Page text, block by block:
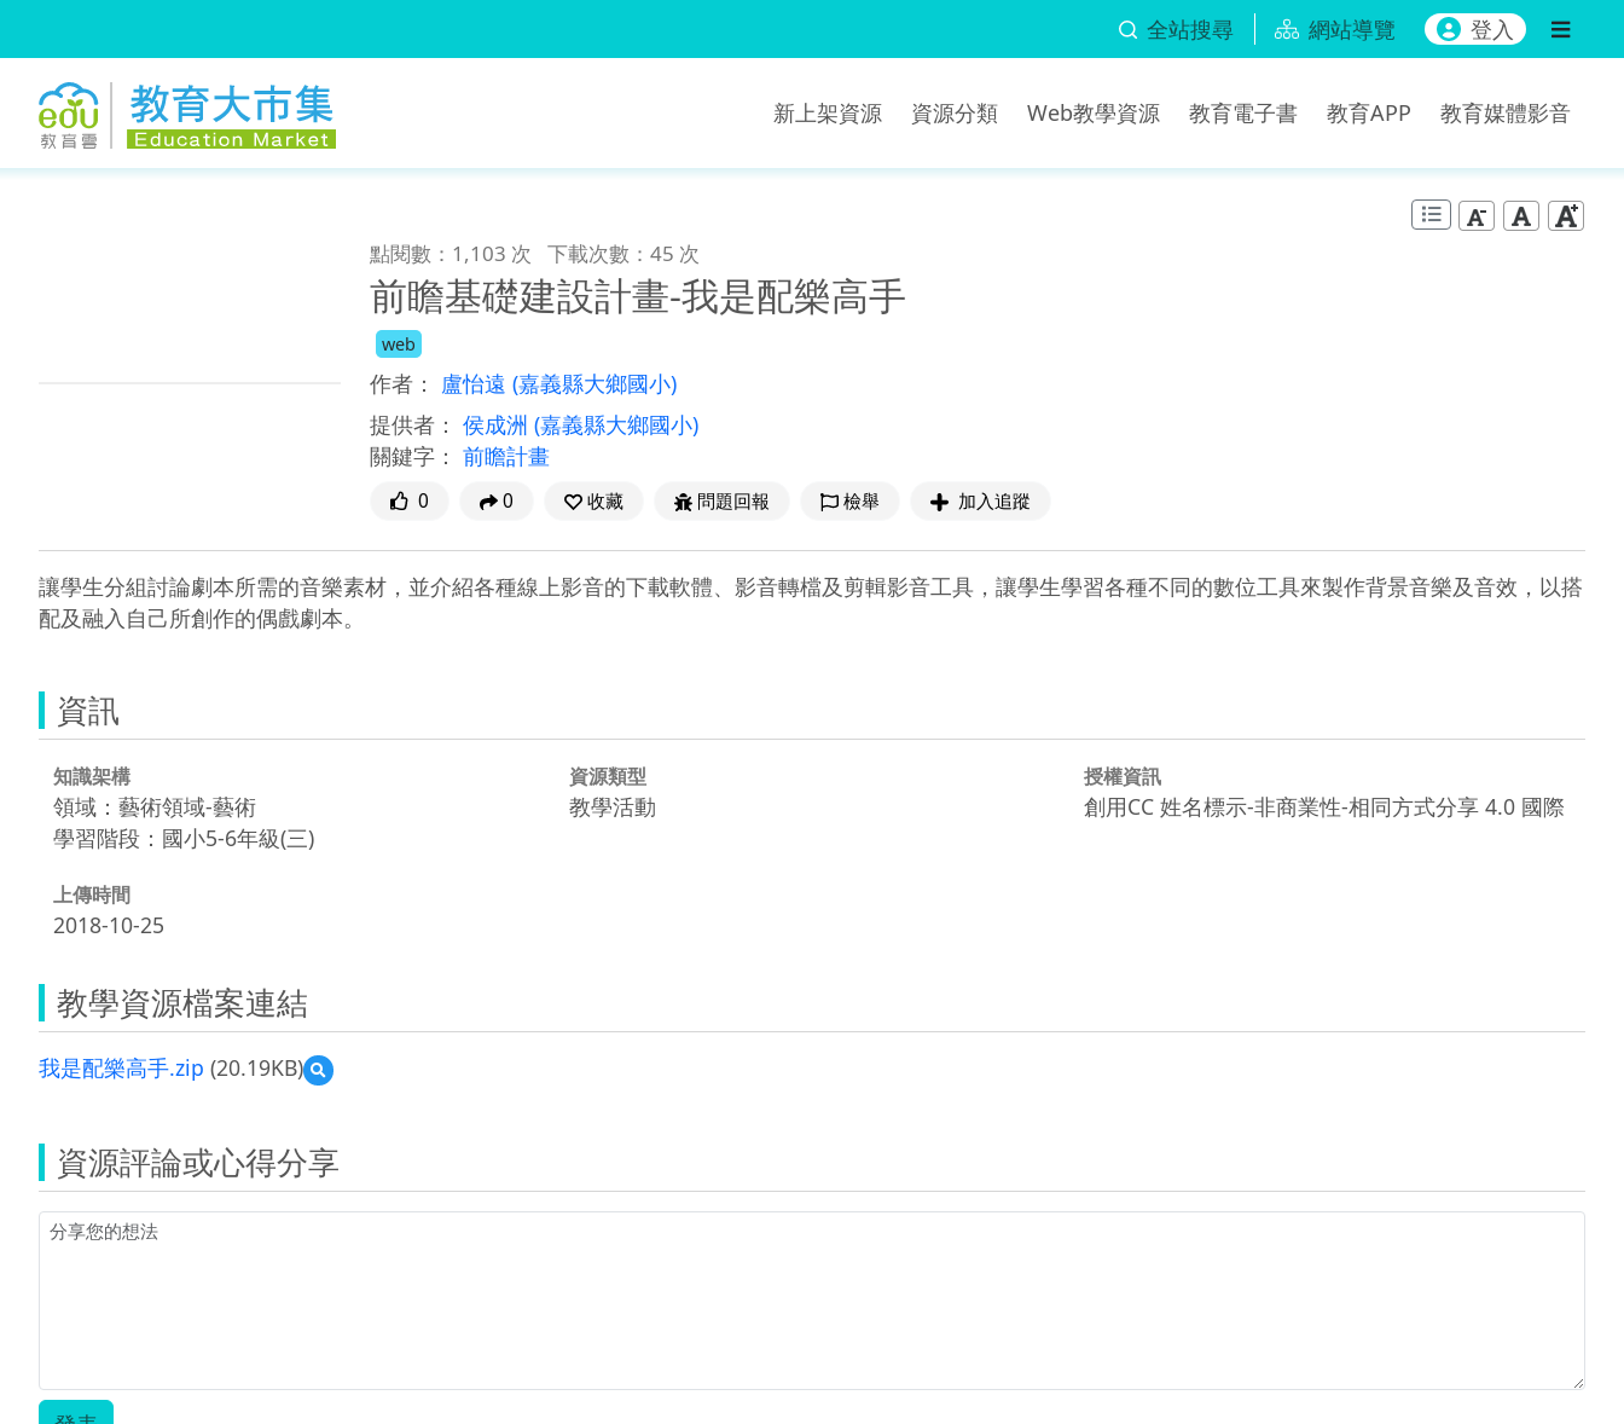
全站搜尋 網站導覽 登入
新上架資源 資源分類 Web教學資源 教育電子書 教育APP 教育媒體影音
點閱數：1,103 次 下載次數：45 次
前瞻基礎建設計畫-我是配樂高手
web
作者： 盧怡遠 (嘉義縣大鄉國小)
提供者： 侯成洲 (嘉義縣大鄉國小)
關鍵字： 前瞻計畫
0 0 收藏 問題回報 檢舉 加入追蹤
讓學生分組討論劇本所需的音樂素材，並介紹各種線上影音的下載軟體、影音轉檔及剪輯影音工具，讓學生學習各種不同的數位工具來製作背景音樂及音效，以搭
配及融入自己所創作的偶戲劇本。
資訊
知識架構
領域：藝術領域-藝術
學習階段：國小5-6年級(三)
資源類型
教學活動
授權資訊
創用CC 姓名標示-非商業性-相同方式分享 4.0 國際
上傳時間
2018-10-25
教學資源檔案連結
我是配樂高手.zip (20.19KB)
預
覽
配
高
資源評論或心得分享